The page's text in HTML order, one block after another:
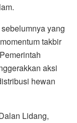
yang
takbir
aksi
hewan
Lidang,